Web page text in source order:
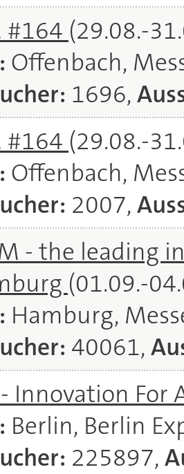
#164 (29.08.-
Offenbach,
1696,
#164 (29.08.-
Offenbach,
2007,
- the leading
(01.09.-
Hamburg,
40061,
- Innovation For
Berlin, Berlin
225897,